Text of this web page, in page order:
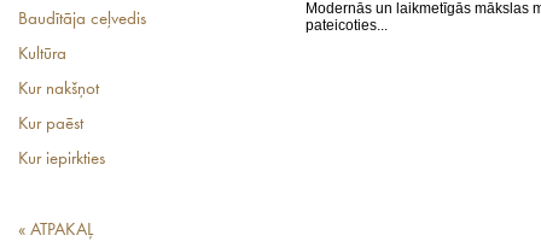
Baudītāja ceļvedis
Kultūra
Kur nakšņot
Kur paēst
Kur iepirkties
« ATPAKAĻ
Modernās un laikmetīgās mākslas
pateicoties...